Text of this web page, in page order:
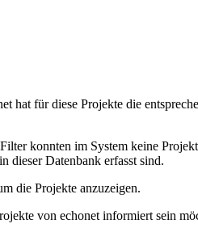
hat für diese Projekte die
konnten im System keine
dieser Datenbank erfasst sind.
die Projekte anzuzeigen.
von echonet informiert sein